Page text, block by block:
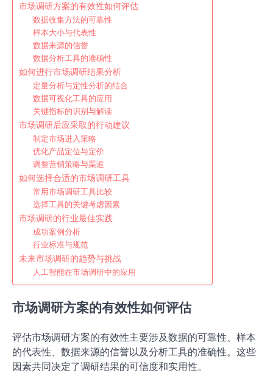
市场调研方案的有效性如何评估
数据收集方法的可靠性
样本大小与代表性
数据来源的信誉
数据分析工具的准确性
如何进行市场调研结果分析
定量分析与定性分析的结合
数据可视化工具的应用
关键指标的识别与解读
市场调研后应采取的行动建议
制定市场进入策略
优化产品定位与定价
调整营销策略与渠道
如何选择合适的市场调研工具
常用市场调研工具比较
选择工具的关键考虑因素
市场调研的行业最佳实践
成功案例分析
行业标准与规范
未来市场调研的趋势与挑战
人工智能在市场调研中的应用
市场调研方案的有效性如何评估
评估市场调研方案的有效性主要涉及数据的可靠性、样本
的代表性、数据来源的信誉以及分析工具的准确性。这些
因素共同决定了调研结果的可信度和实用性。